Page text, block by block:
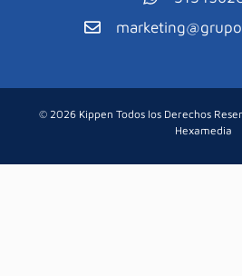
© 2026 Kippen Todos los Derechos
Hexamedia